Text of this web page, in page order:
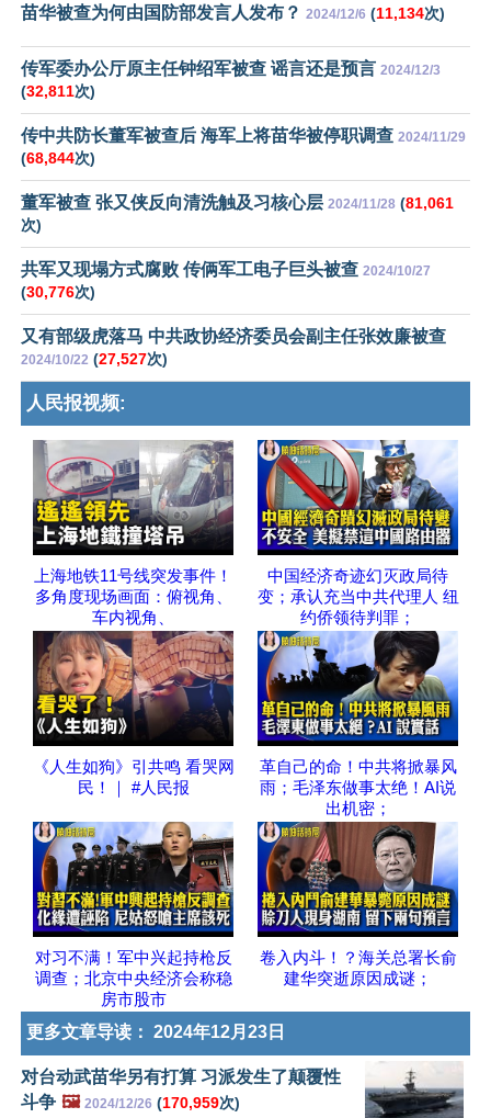
苗华被查为何由国防部发言人发布？ 2024/12/6 (11,134次)
传军委办公厅原主任钟绍军被查 谣言还是预言 2024/12/3
(32,811次)
传中共防长董军被查后 海军上将苗华被停职调查 2024/11/29
(68,844次)
董军被查 张又侠反向清洗触及习核心层 2024/11/28 (81,061
次)
共军又现塌方式腐败 传俩军工电子巨头被查 2024/10/27
(30,776次)
又有部级虎落马 中共政协经济委员会副主任张效廉被查
2024/10/22 (27,527次)
人民报视频:
上海地铁11号线突发事件！
多角度现场画面：俯视角、
车内视角、
中国经济奇迹幻灭政局待
变；承认充当中共代理人 纽
约侨领待判罪；
《人生如狗》引共鸣 看哭网
民！｜ #人民报
革自己的命！中共将掀暴风
雨；毛泽东做事太绝！AI说
出机密；
对习不满！军中兴起持枪反
调查；北京中央经济会称稳
房市股市
卷入内斗！？海关总署长俞
建华突逝原因成谜；
更多文章导读： 2024年12月23日
对台动武苗华另有打算 习派发生了颠覆性
斗争 🖼️ 2024/12/26 (170,959次)